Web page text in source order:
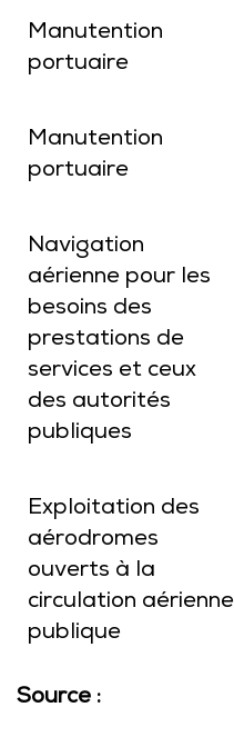
Manutention
portuaire
Manutention
portuaire
Navigation
aérienne pour les
besoins des
prestations de
services et ceux
des autorités
publiques
Exploitation des
aérodromes
ouverts à la
circulation aérienne
publique
Source :